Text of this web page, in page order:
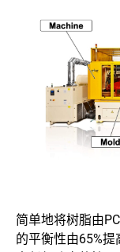
简单地将树脂由
的平衡性由65%